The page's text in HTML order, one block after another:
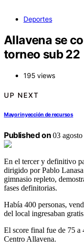
Deportes
Allavena se
torneo sub 22
195 views
UP NEXT
Mayor inyección de recursos
Published on 03
En el tercer y definitivo
dirigido por Pablo
gimnasio repleto,
fases definitorias.
Había 400 personas,
del local ingresaban
El score final fue de 75 a
Centro Allavena.